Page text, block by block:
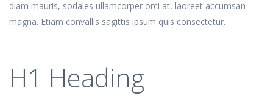
diam mauris, sodales ullamcorper orci at, laoreet accumsan
magna. Etiam convallis sagittis ipsum quis consectetur.
H1 Heading